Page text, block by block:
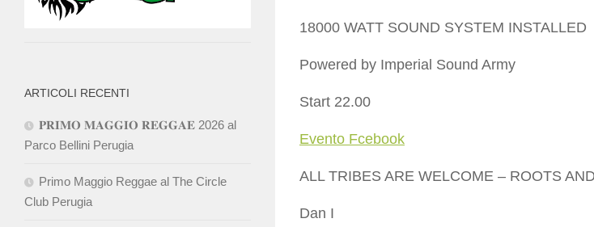
18000 WATT SOUND SYSTEM INSTALLED
Powered by Imperial Sound Army
Start 22.00
Evento Fcebook
ALL TRIBES ARE WELCOME – ROOTS
Dan I
ARTICOLI RECENTI
𝐏𝐑𝐈𝐌𝐎 𝐌𝐀𝐆𝐆𝐈𝐎 𝐑𝐄𝐆𝐆𝐀𝐄 2026 al
Parco Bellini Perugia
Primo Maggio Reggae al The Circle
Club Perugia